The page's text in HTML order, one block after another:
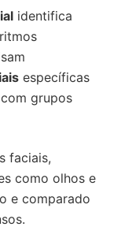
identifica
específicas
grupos
faciais,
como olhos e
e comparado